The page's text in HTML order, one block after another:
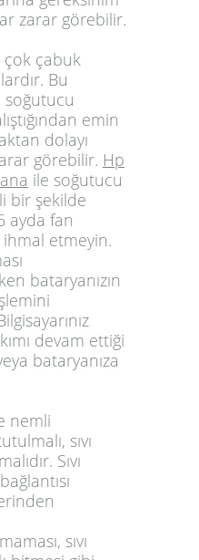
zarar görebilir.
çok çabuk
Bu
soğutucu
emin
dolayı
görebilir. Hp
ile soğutucu
bir şekilde
ayda fan
ihmal etmeyin.
bataryanızın
devam ettiği
bataryanıza
nemli
sıvı
Sıvı
sıvı